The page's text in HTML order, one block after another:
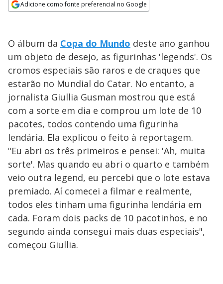
Adicione como fonte preferencial no Google
O álbum da Copa do Mundo deste ano ganhou
um objeto de desejo, as figurinhas 'legends'. Os
cromos especiais são raros e de craques que
estarão no Mundial do Catar. No entanto, a
jornalista Giullia Gusman mostrou que está
com a sorte em dia e comprou um lote de 10
pacotes, todos contendo uma figurinha
lendária. Ela explicou o feito à reportagem.
"Eu abri os três primeiros e pensei: 'Ah, muita
sorte'. Mas quando eu abri o quarto e também
veio outra legend, eu percebi que o lote estava
premiado. Aí comecei a filmar e realmente,
todos eles tinham uma figurinha lendária em
cada. Foram dois packs de 10 pacotinhos, e no
segundo ainda consegui mais duas especiais",
começou Giullia.